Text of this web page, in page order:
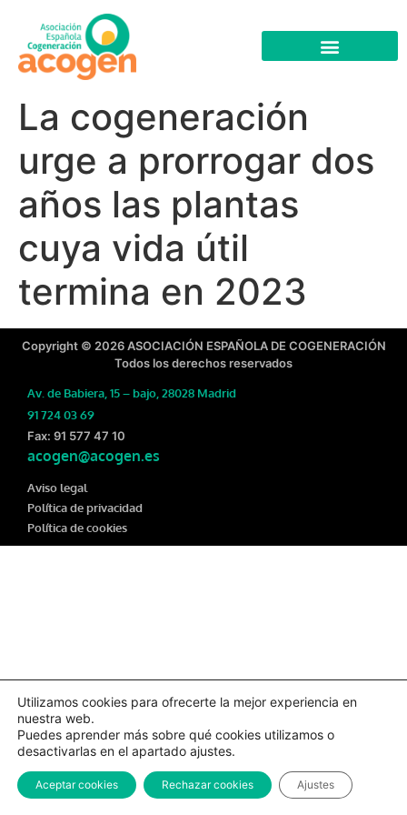
La cogeneración
urge a prorrogar dos
años las plantas
cuya vida útil
termina en 2023
Copyright © 2026 ASOCIACIÓN ESPAÑOLA DE COGENERACIÓN
Todos los derechos reservados
Av. de Babiera, 15 – bajo, 28028 Madrid
91 724 03 69
Fax: 91 577 47 10
acogen@acogen.es
Aviso legal
Política de privacidad
Política de cookies
Utilizamos cookies para ofrecerte la mejor experiencia en
nuestra web.
Puedes aprender más sobre qué cookies utilizamos o
desactivarlas en el apartado ajustes.
Aceptar cookies Rechazar cookies Ajustes